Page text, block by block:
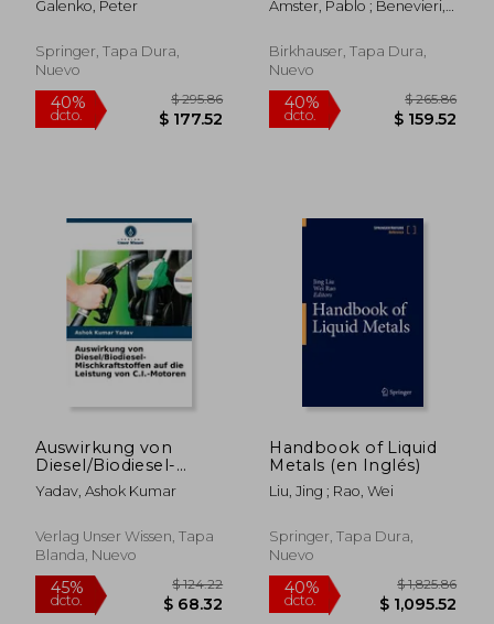
(en Inglés)
Galenko, Peter
Springer, Tapa Dura,
Nuevo
Equations: With
Continuum
Mechanics (en Inglés)
Amster, Pablo ; Benevieri,
Birkhauser, Tapa Dura,
Nuevo
Auswirkung von
Diesel/Biodiesel-
Mischkraftstoffen auf
die Leistung von C.I.-
Yadav, Ashok Kumar
Verlag Unser Wissen, Tapa
Blanda, Nuevo
Handbook of Liquid
Metals (en Inglés)
Liu, Jing ; Rao, Wei
Springer, Tapa Dura,
Nuevo